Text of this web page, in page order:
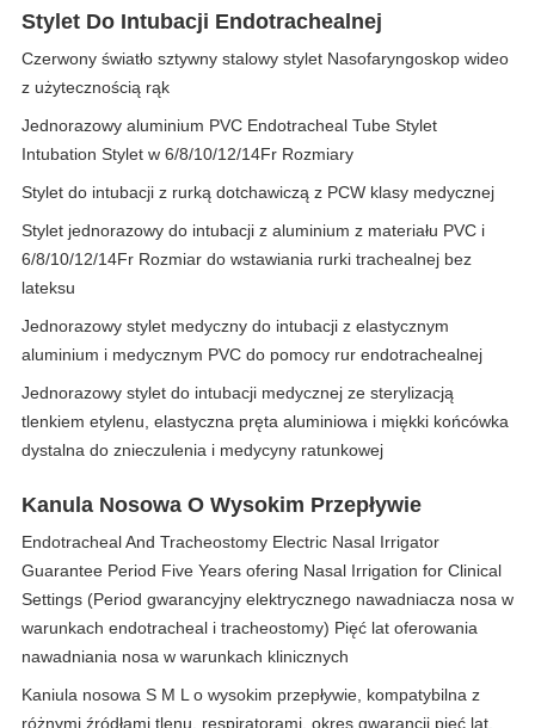
Stylet Do Intubacji Endotrachealnej
Czerwony światło sztywny stalowy stylet Nasofaryngoskop wideo
z użytecznością rąk
Jednorazowy aluminium PVC Endotracheal Tube Stylet
Intubation Stylet w 6/8/10/12/14Fr Rozmiary
Stylet do intubacji z rurką dotchawiczą z PCW klasy medycznej
Stylet jednorazowy do intubacji z aluminium z materiału PVC i
6/8/10/12/14Fr Rozmiar do wstawiania rurki trachealnej bez
lateksu
Jednorazowy stylet medyczny do intubacji z elastycznym
aluminium i medycznym PVC do pomocy rur endotrachealnej
Jednorazowy stylet do intubacji medycznej ze sterylizacją
tlenkiem etylenu, elastyczna pręta aluminiowa i miękki końcówka
dystalna do znieczulenia i medycyny ratunkowej
Kanula Nosowa O Wysokim Przepływie
Endotracheal And Tracheostomy Electric Nasal Irrigator
Guarantee Period Five Years ofering Nasal Irrigation for Clinical
Settings (Period gwarancyjny elektrycznego nawadniacza nosa w
warunkach endotracheal i tracheostomy) Pięć lat oferowania
nawadniania nosa w warunkach klinicznych
Kaniula nosowa S M L o wysokim przepływie, kompatybilna z
różnymi źródłami tlenu, respiratorami, okres gwarancji pięć lat,